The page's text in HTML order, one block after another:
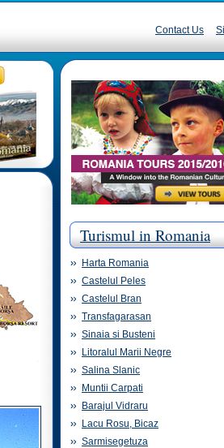
Contact Us
Turismul in Romania
Harta Romania
Castelul Peles
Castelul Bran
Transfagarasan
Sinaia si Busteni
Litoralul Marii Negre
Salina Slanic
Muntii Carpati
Barajul Vidraru
Lacu Rosu, Bicaz
Sarmisegetuza